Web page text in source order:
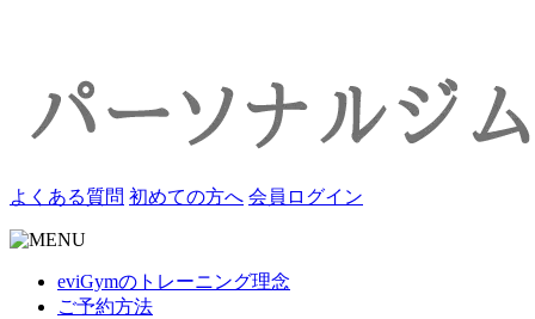
よくある質問 初めての方へ 会員ログイン
eviGymのトレーニング理念
ご予約方法